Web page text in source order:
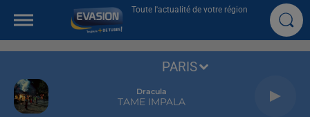
Toute l'actualité de votre région
Dracula
TAME IMPALA
PARIS